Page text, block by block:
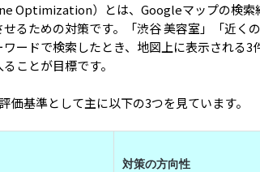
Optimization）とは、Googleマップの検索
るための対策です。「渋谷 美容室」「近く
ードで検索したとき、地図上に表示される3
ことが目標です。
価基準として主に以下の3つを見ています。
対策の方向性